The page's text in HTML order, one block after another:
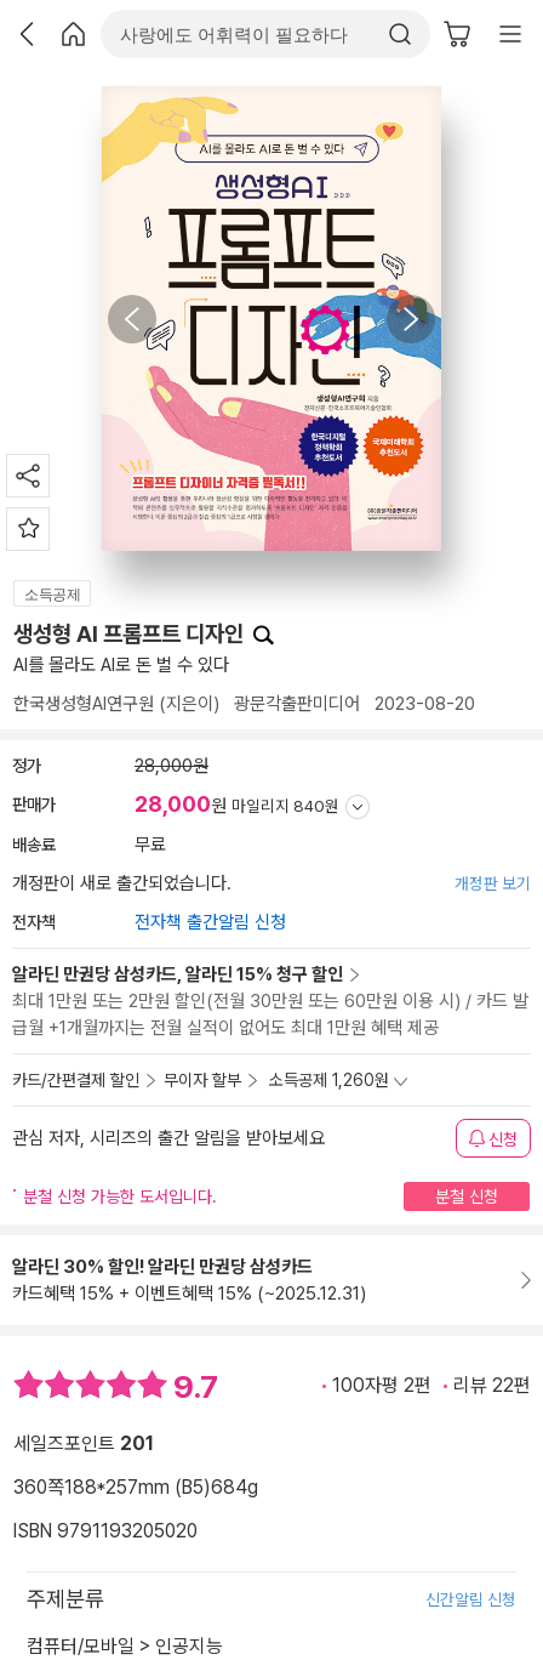
소득공제
생성형 AI 프롬프트 디자인
AI를 몰라도 AI로 돈 벌 수 있다
한국생성형AI연구원 (지은이) 광문각출판미디어 2023-08-20
정가 28,000원
판매가 28,000원 마일리지 840원
배송료
무료
개정판이 새로 출간되었습니다.
개정판 보기
전자책 전자책 출간알림 신청
알라딘 만권당 삼성카드, 알라딘 15% 청구 할인
최대 1만원 또는 2만원 할인(전월 30만원 또는 60만원 이용 시) / 카드 발
급월 +1개월까지는 전월 실적이 없어도 최대 1만원 혜택 제공
카드/간편결제 할인 무이자 할부 소득공제 1,260원
관심 저자, 시리즈의 출간 알림을 받아보세요 신청
분철 신청 가능한 도서입니다. 분철 신청
알라딘 30% 할인! 알라딘 만권당 삼성카드
카드혜택 15% + 이벤트혜택 15% (~2025.12.31)
9.7 100자평 2편 리뷰 22편
세일즈포인트 201
360쪽188*257mm (B5)684g
ISBN 9791193205020
주제분류 신간알림 신청
컴퓨터/모바일 > 인공지능